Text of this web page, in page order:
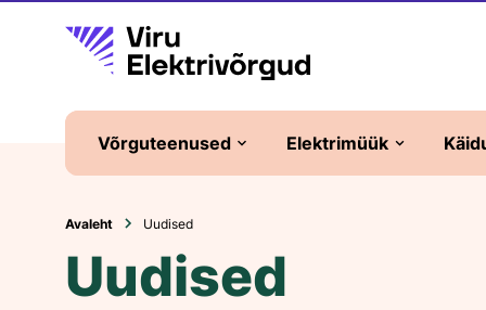
Võrguteenused
Liitumine elektrivõrguga
Elektritootja
Elektrimüük
Avaleht Uudised
Uudised